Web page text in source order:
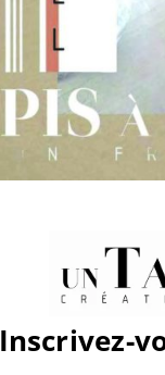
Inscrivez-